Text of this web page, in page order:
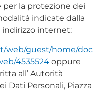
per la protezione dei
indicate dalla
indirizzo internet:
web/guest/home/doc
4535524 oppure
all’ Autorità
Dati Personali, Piazza